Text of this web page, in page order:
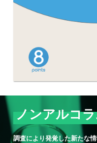
ノンアルコ
調査により発覚した新たな